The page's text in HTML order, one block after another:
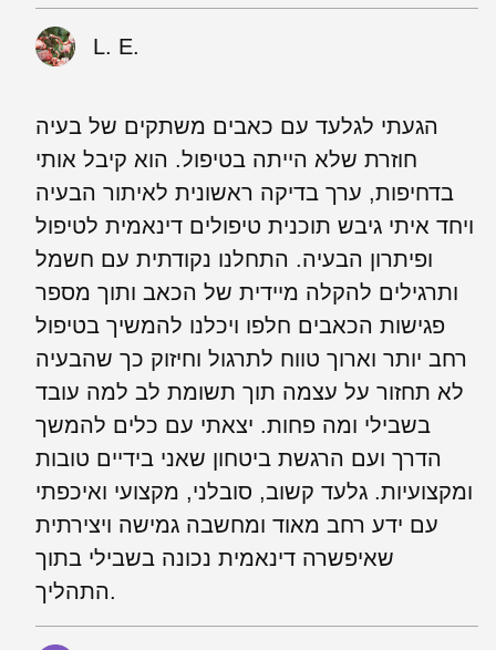
L. E.
הגעתי לגלעד עם כאבים משתקים של בעיה
חוזרת שלא הייתה בטיפול. הוא קיבל אותי
בדחיפות, ערך בדיקה ראשונית לאיתור הבעיה
ויחד איתי גיבש תוכנית טיפולים דינאמית לטיפול
ופיתרון הבעיה. התחלנו נקודתית עם חשמל
ותרגילים להקלה מיידית של הכאב ותוך מספר
פגישות הכאבים חלפו ויכלנו להמשיך בטיפול
רחב יותר וארוך טווח לתרגול וחיזוק כך שהבעיה
לא תחזור על עצמה תוך תשומת לב למה עובד
בשבילי ומה פחות. יצאתי עם כלים להמשך
הדרך ועם הרגשת ביטחון שאני בידיים טובות
ומקצועיות. גלעד קשוב, סובלני, מקצועי ואיכפתי
עם ידע רחב מאוד ומחשבה גמישה ויצירתית
שאיפשרה דינאמית נכונה בשבילי בתוך
התהליך.